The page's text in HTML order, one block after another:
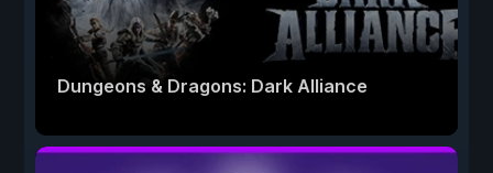
Dungeons & Dragons: Dark Alliance